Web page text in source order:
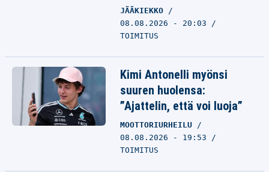
JÄÄKIEKKO
08.08.2026 - 20:03
TOIMITUS
Kimi Antonelli myönsi
suuren huolensa:
”Ajattelin, että voi luoja”
MOOTTORIURHEILU
08.08.2026 - 19:53
TOIMITUS